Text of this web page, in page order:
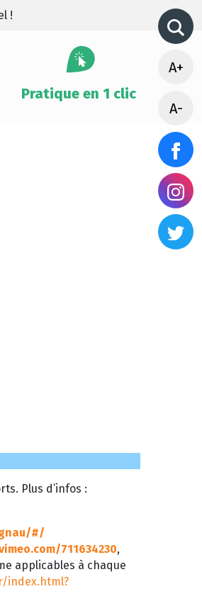
!
Pratique en 1 clic
A+
A-
Plus d’infos :
#/
711634230,
applicables à chaque
index.html?